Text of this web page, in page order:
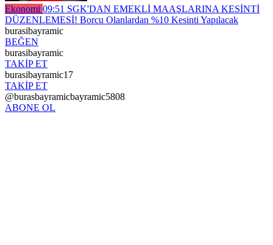
Ekonomi 09:51 SGK'DAN EMEKLİ MAAŞLARINA KESİNTİ
DÜZENLEMESİ! Borcu Olanlardan %10 Kesinti Yapılacak
burasibayramic
BEĞEN
burasibayramic
TAKİP ET
burasibayramic17
TAKİP ET
@burasbayramicbayramic5808
ABONE OL